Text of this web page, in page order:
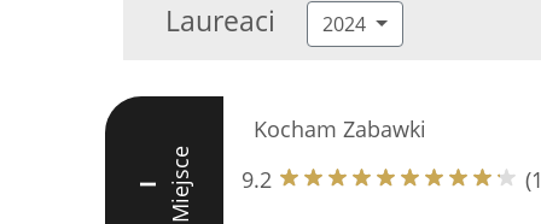
Laureaci 2024
I Miejsce
Kocham Zabawki
9.2